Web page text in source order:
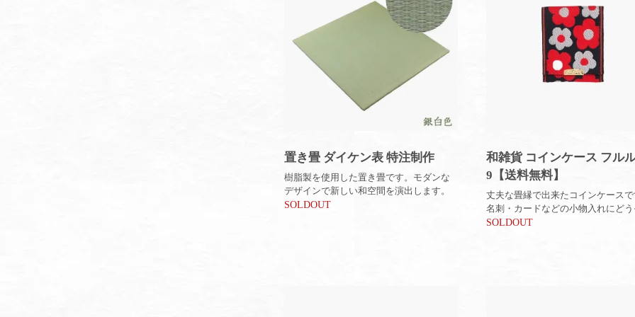
置き畳 ダイケン表 特注制作
樹脂製を使用した置き畳です。モダンな
デザインで新しい和空間を演出します。
SOLDOUT
和雑貨 コインケース フル
9【送料無料】
丈夫な畳縁で出来たコインケース
名刺・カードなどの小物入れにど
SOLDOUT